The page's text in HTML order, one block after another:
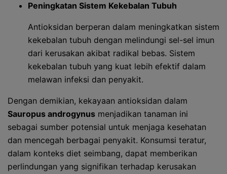
Peningkatan Sistem Kekebalan Tubuh
Antioksidan berperan dalam meningkatkan sistem
kekebalan tubuh dengan melindungi sel-sel imun
dari kerusakan akibat radikal bebas. Sistem
kekebalan tubuh yang kuat lebih efektif dalam
melawan infeksi dan penyakit.
Dengan demikian, kekayaan antioksidan dalam
Sauropus androgynus menjadikan tanaman ini
sebagai sumber potensial untuk menjaga kesehatan
dan mencegah berbagai penyakit. Konsumsi teratur,
dalam konteks diet seimbang, dapat memberikan
perlindungan yang signifikan terhadap kerusakan